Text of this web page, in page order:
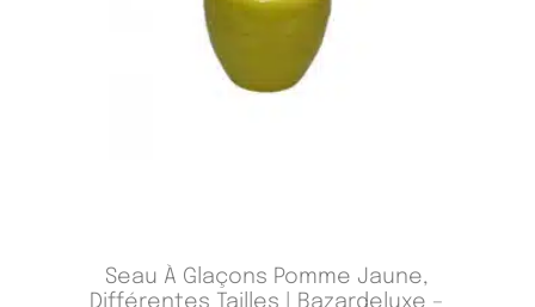
Seau À Glaçons Pomme Jaune,
Différentes Tailles | Bazardeluxe –